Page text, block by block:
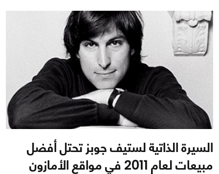
السيرة الذاتية لستيف جوبز تحتل أفضل
مبيعات لعام 2011 في مواقع الأمازون